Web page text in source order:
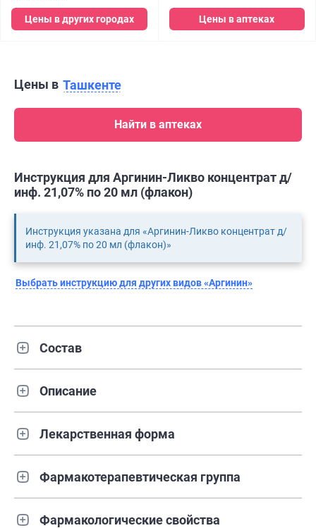
Цены в других городах Цены в аптеках
Цены в Ташкенте
Найти в аптеках
Инструкция для Аргинин-Ликво концентрат д/
инф. 21,07% по 20 мл (флакон)
Инструкция указана для «Аргинин-Ликво концентрат д/
инф. 21,07% по 20 мл (флакон)»
Выбрать инструкцию для других видов «Аргинин»
Состав
Описание
Лекарственная форма
Фармакотерапевтическая группа
Фармакологические свойства